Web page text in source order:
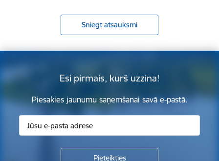
Sniegt atsauksmi
Esi pirmais, kurš uzzina!
Piesakies jaunumu saņemšanai savā e-pastā.